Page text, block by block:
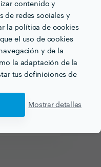
contenido y
de redes sociales y
la política de cookies
el uso de cookies
y de la
la adaptación de la
tus definiciones de
Mostrar detalles